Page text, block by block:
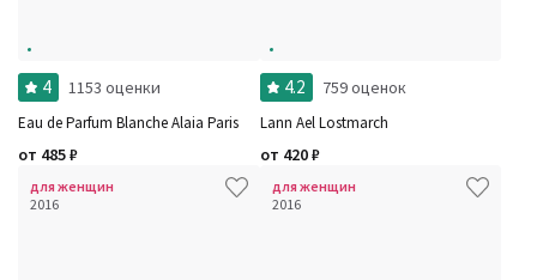
4 1153 оценки
Eau de Parfum Blanche Alaia Paris
от 485₽
4.2 759 оценок
Lann Ael Lostmarch
от 420₽
для женщин
2016
для женщин
2016